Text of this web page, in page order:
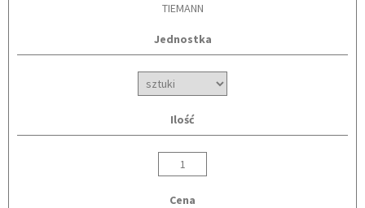
TIEMANN
Jednostka
Ilość
Cena